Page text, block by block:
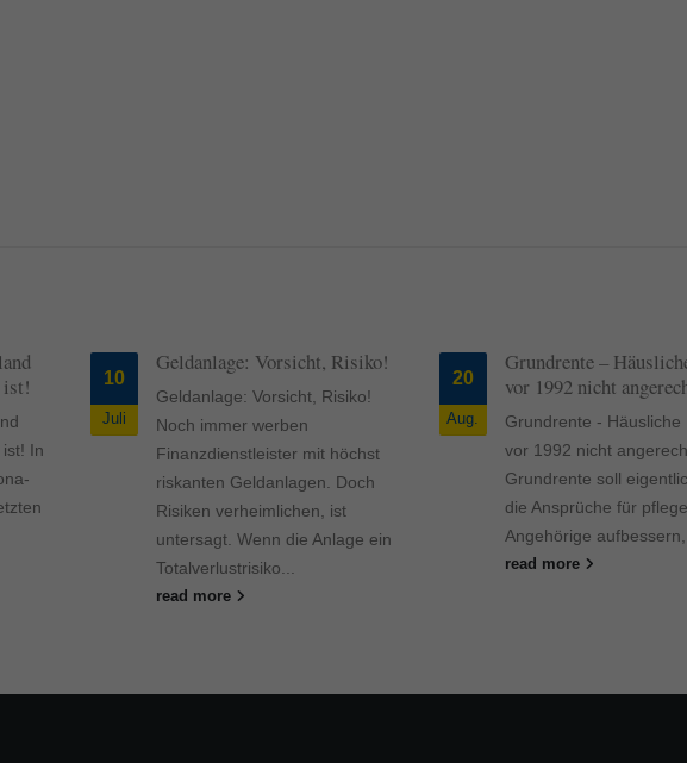
ist!
In
10
Juli
Geldanlage: Vorsicht, Risiko!
Geldanlage: Vorsicht, Risiko!
Noch immer werben
Finanzdienstleister mit höchst
riskanten Geldanlagen. Doch
Risiken verheimlichen, ist
untersagt. Wenn die Anlage ein
Totalverlustrisiko...
read more
20
Aug.
Grundrente –
vor 1992 nicht
Grundrente - Häusliche
vor 1992 nicht
Grundrente soll
die Ansprüche für
Angehörige
read more